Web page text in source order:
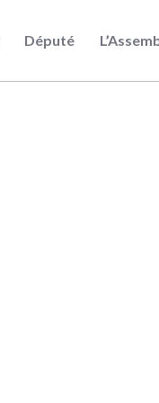
Député